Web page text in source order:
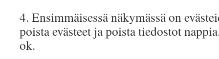
4. Ensimmäisessä näkymässä on
poista evästeet ja poista tiedostot
ok.